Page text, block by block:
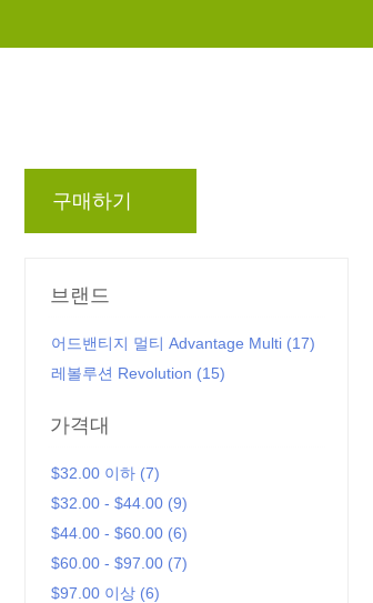
구매하기
브랜드
어드밴티지 멀티 Advantage Multi (17)
레볼루션 Revolution (15)
가격대
$32.00 이하 (7)
$32.00 - $44.00 (9)
$44.00 - $60.00 (6)
$60.00 - $97.00 (7)
$97.00 이상 (6)